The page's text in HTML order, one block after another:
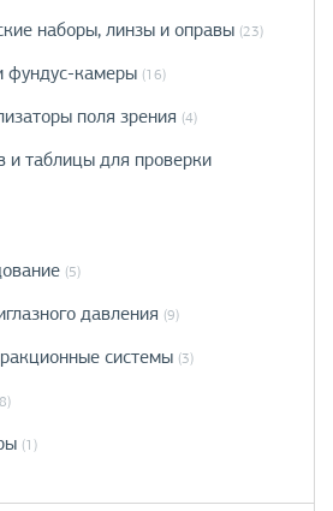
наборы, линзы и оправы (23)
фундус-камеры (16)
поля зрения (4)
и таблицы для проверки
(5)
давления (9)
системы (3)
(1)